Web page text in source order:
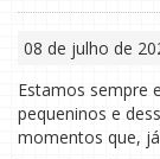
08 de julho de
Estamos sempre
pequeninos e
momentos que,